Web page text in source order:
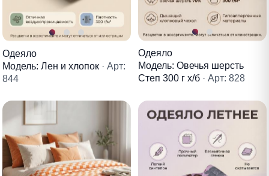
Одеяло
Модель: Лен и хлопок · Арт:
844
Одеяло
Модель: Овечья шерсть
Степ 300 г х/б · Арт: 828